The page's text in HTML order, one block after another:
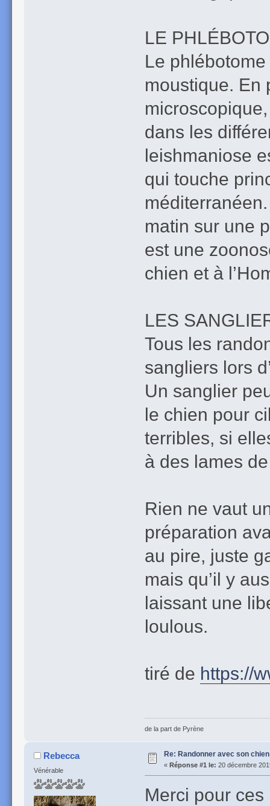
LE
Le
moustique. En
dans les
leishmaniose
qui touche
matin sur une
est une
chien et à
LES
Tous les
sangliers lors
Un sanglier
le chien pour
terribles, si
à des lames
Rien ne vaut
préparation
au pire, juste
mais qu’il y
laissant une
loulous.
tiré de https://
de la part de Pyrène
Rebecca
Vénérable
Re: Randonner avec son chien
« Réponse #1 le: 20 décembre
Merci pour